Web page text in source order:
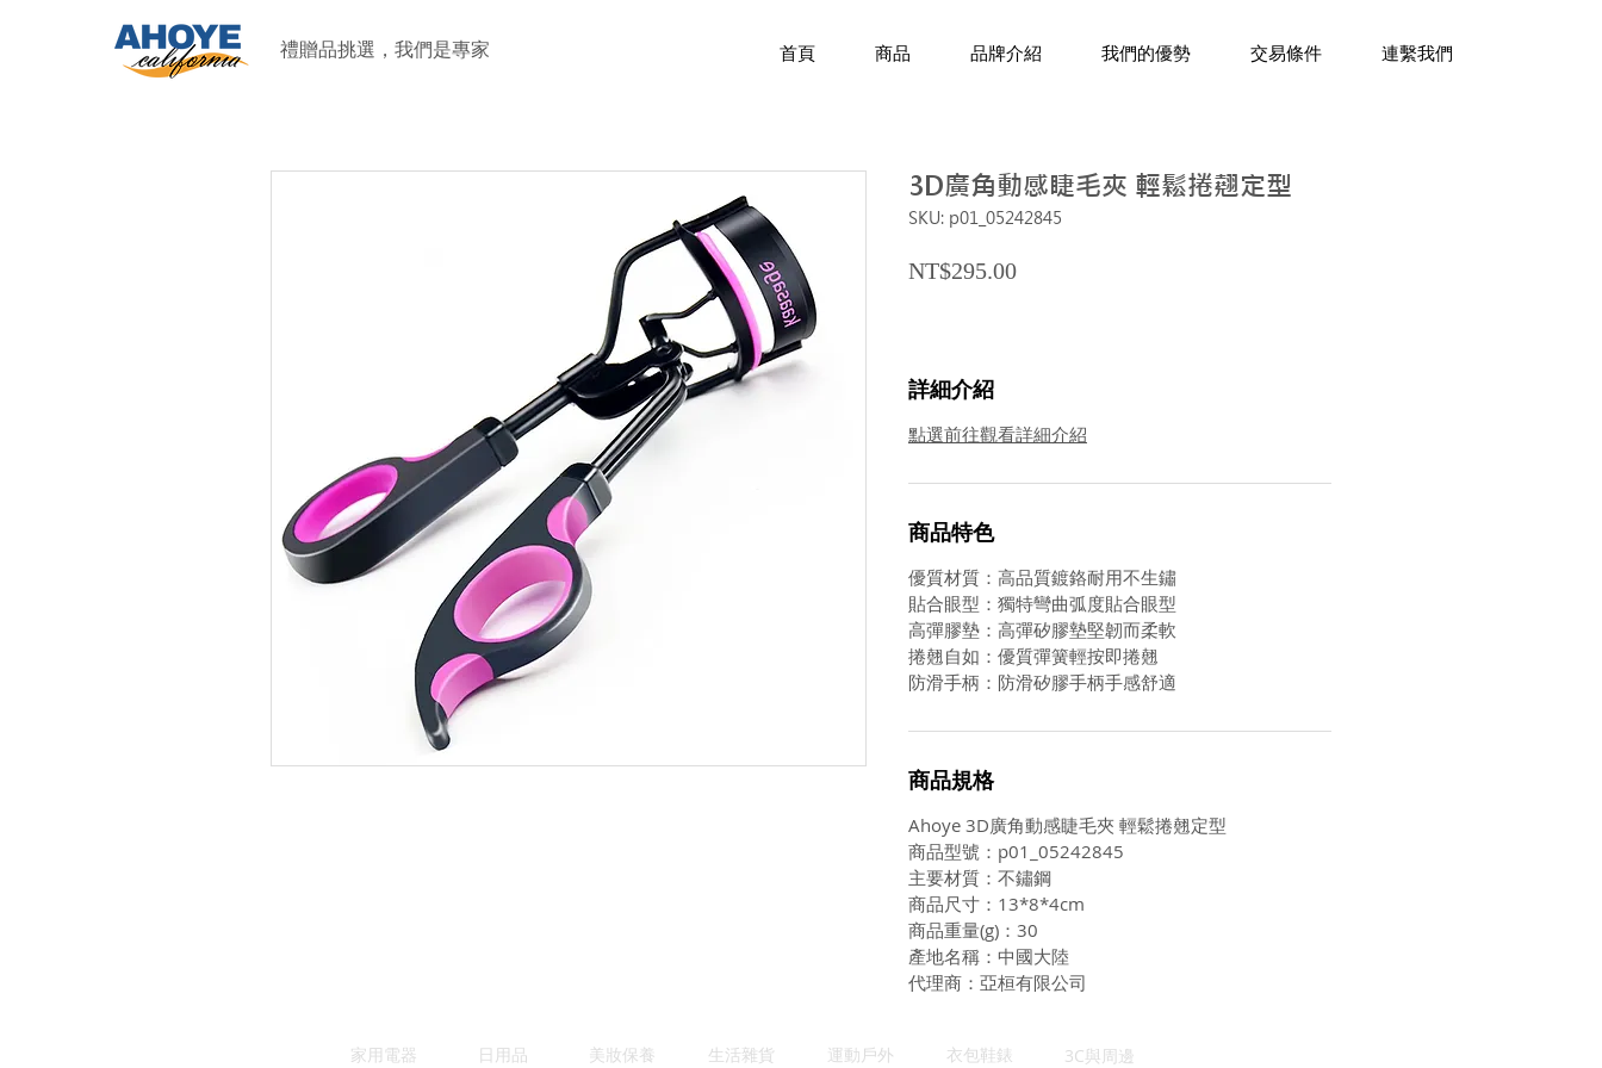
禮贈品挑選，我們是專家 首頁 商品 品牌介紹 我們的優勢 交易條件 連繫我們
3D廣角動感睫毛夾 輕鬆捲翹定型
SKU: p01_05242845
NT$295.00Price
詳細介紹
點選前往觀看詳細介紹
商品特色
優質材質：高品質鍍鉻耐用不生鏽
貼合眼型：獨特彎曲弧度貼合眼型
高彈膠墊：高彈矽膠墊堅韌而柔軟
捲翹自如：優質彈簧輕按即捲翹
防滑手柄：防滑矽膠手柄手感舒適
商品規格
Ahoye 3D廣角動感睫毛夾 輕鬆捲翹定型
商品型號：p01_05242845
主要材質：不鏽鋼
商品尺寸：13*8*4cm
商品重量(g)：30
產地名稱：中國大陸
代理商：亞桓有限公司
家用電器 日用品 美妝保養 生活雜貨 運動戶外 衣包鞋錶 3C與周邊